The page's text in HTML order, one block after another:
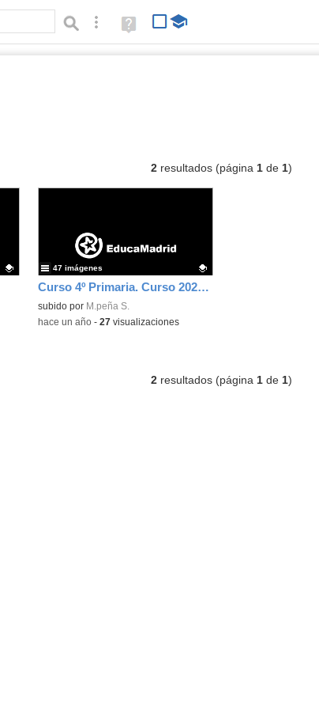
Búsqueda avanzada
Ayuda
(en
2resultados (página 1de 1)
Curso 4º Primaria. Curso 2024-25
Contenido educativo.
subido por M.peña S.
47 imágenes
-hace un año- 27visualizaciones
2resultados (página 1de 1)